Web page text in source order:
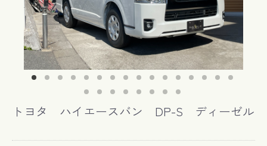
トヨタ ハイエースバン DP-S ディーゼル